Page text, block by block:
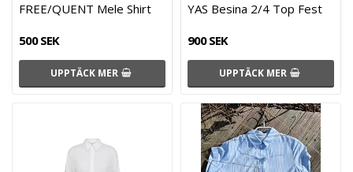
FREE/QUENT Mele Shirt
500 SEK
UPPTÄCK MER
YAS Besina 2/4 Top Fest
900 SEK
UPPTÄCK MER